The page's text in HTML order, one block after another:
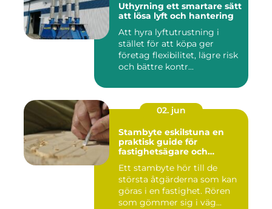
Uthyrning ett smartare sätt
att lösa lyft och hantering
Att hyra lyftutrustning i
stället för att köpa ger
företag flexibilitet, lägre risk
och bättre kontr...
02. jun
Stambyte eskilstuna en
praktisk guide för
fastighetsägare och
Ett stambyte hör till de
största åtgärderna som kan
göras i en fastighet. Rören
som gömmer sig i väg...